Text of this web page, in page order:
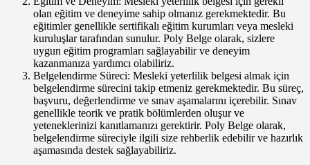
olan eğitim ve deneyime sahip olmanız gerekmektedir. Bu
eğitimler genellikle sertifikalı eğitim kurumları veya mesleki
kuruluşlar tarafından sunulur. Poly Belge olarak, sizlere
uygun eğitim programları sağlayabilir ve deneyim
kazanmanıza yardımcı olabiliriz.
Belgelendirme Süreci: Mesleki yeterlilik belgesi almak için
belgelendirme sürecini takip etmeniz gerekmektedir. Bu süreç,
başvuru, değerlendirme ve sınav aşamalarını içerebilir. Sınav
genellikle teorik ve pratik bölümlerden oluşur ve
yeteneklerinizi kanıtlamanızı gerektirir. Poly Belge olarak,
belgelendirme süreciyle ilgili size rehberlik edebilir ve hazırlık
aşamasında destek sağlayabiliriz.